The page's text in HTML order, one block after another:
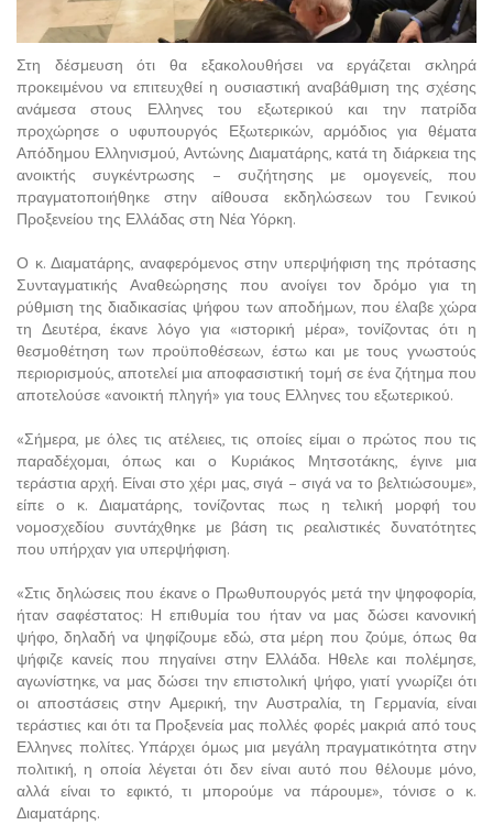
Στη δέσμευση ότι θα εξακολουθήσει να εργάζεται σκληρά
προκειμένου να επιτευχθεί η ουσιαστική αναβάθμιση της σχέσης
ανάμεσα στους Ελληνες του εξωτερικού και την πατρίδα
προχώρησε ο υφυπουργός Εξωτερικών, αρμόδιος για θέματα
Απόδημου Ελληνισμού, Αντώνης Διαματάρης, κατά τη διάρκεια της
ανοικτής συγκέντρωσης – συζήτησης με ομογενείς, που
πραγματοποιήθηκε στην αίθουσα εκδηλώσεων του Γενικού
Προξενείου της Ελλάδας στη Νέα Υόρκη.
Ο κ. Διαματάρης, αναφερόμενος στην υπερψήφιση της πρότασης
Συνταγματικής Αναθεώρησης που ανοίγει τον δρόμο για τη
ρύθμιση της διαδικασίας ψήφου των αποδήμων, που έλαβε χώρα
τη Δευτέρα, έκανε λόγο για «ιστορική μέρα», τονίζοντας ότι η
θεσμοθέτηση των προϋποθέσεων, έστω και με τους γνωστούς
περιορισμούς, αποτελεί μια αποφασιστική τομή σε ένα ζήτημα που
αποτελούσε «ανοικτή πληγή» για τους Ελληνες του εξωτερικού.
«Σήμερα, με όλες τις ατέλειες, τις οποίες είμαι ο πρώτος που τις
παραδέχομαι, όπως και ο Κυριάκος Μητσοτάκης, έγινε μια
τεράστια αρχή. Είναι στο χέρι μας, σιγά – σιγά να το βελτιώσουμε»,
είπε ο κ. Διαματάρης, τονίζοντας πως η τελική μορφή του
νομοσχεδίου συντάχθηκε με βάση τις ρεαλιστικές δυνατότητες
που υπήρχαν για υπερψήφιση.
«Στις δηλώσεις που έκανε ο Πρωθυπουργός μετά την ψηφοφορία,
ήταν σαφέστατος: Η επιθυμία του ήταν να μας δώσει κανονική
ψήφο, δηλαδή να ψηφίζουμε εδώ, στα μέρη που ζούμε, όπως θα
ψήφιζε κανείς που πηγαίνει στην Ελλάδα. Ηθελε και πολέμησε,
αγωνίστηκε, να μας δώσει την επιστολική ψήφο, γιατί γνωρίζει ότι
οι αποστάσεις στην Αμερική, την Αυστραλία, τη Γερμανία, είναι
τεράστιες και ότι τα Προξενεία μας πολλές φορές μακριά από τους
Ελληνες πολίτες. Υπάρχει όμως μια μεγάλη πραγματικότητα στην
πολιτική, η οποία λέγεται ότι δεν είναι αυτό που θέλουμε μόνο,
αλλά είναι το εφικτό, τι μπορούμε να πάρουμε», τόνισε ο κ.
Διαματάρης.